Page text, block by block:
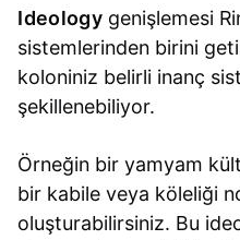
Ideologygenişlemesi
sistemlerinden birini
koloniniz belirli inanç
şekillenebiliyor.
Örneğin bir yamyam
bir kabile veya köleliği
oluşturabilirsiniz. Bu